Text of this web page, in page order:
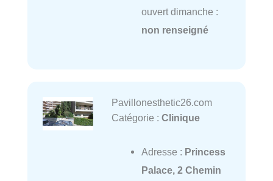
ouvert dimanche :
non renseigné
Pavillonesthetic26.com
Catégorie : Clinique
Adresse : Princess
Palace, 2 Chemin